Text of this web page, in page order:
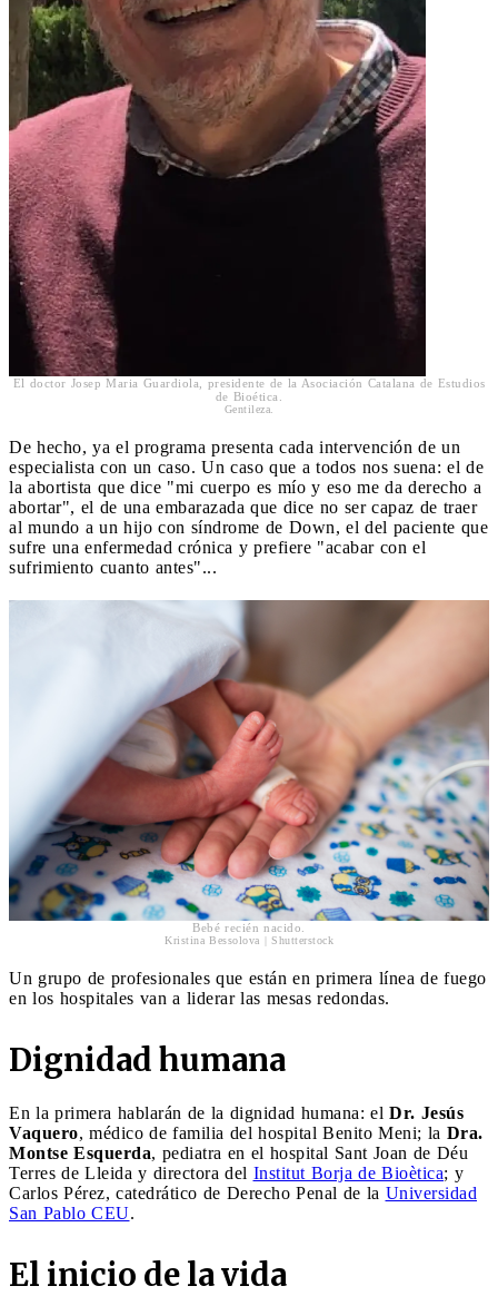
El doctor Josep Maria Guardiola, presidente de la Asociación Catalana de Estudios
de Bioética.
Gentileza.
De hecho, ya el programa presenta cada intervención de un
especialista con un caso. Un caso que a todos nos suena: el de
la abortista que dice "mi cuerpo es mío y eso me da derecho a
abortar", el de una embarazada que dice no ser capaz de traer
al mundo a un hijo con síndrome de Down, el del paciente que
sufre una enfermedad crónica y prefiere "acabar con el
sufrimiento cuanto antes"...
Bebé recién nacido.
Kristina Bessolova | Shutterstock
Un grupo de profesionales que están en primera línea de fuego
en los hospitales van a liderar las mesas redondas.
Dignidad humana
En la primera hablarán de la dignidad humana: el Dr. Jesús
Vaquero, médico de familia del hospital Benito Meni; la Dra.
Montse Esquerda, pediatra en el hospital Sant Joan de Déu
Terres de Lleida y directora del Institut Borja de Bioètica; y
Carlos Pérez, catedrático de Derecho Penal de la Universidad
San Pablo CEU.
El inicio de la vida